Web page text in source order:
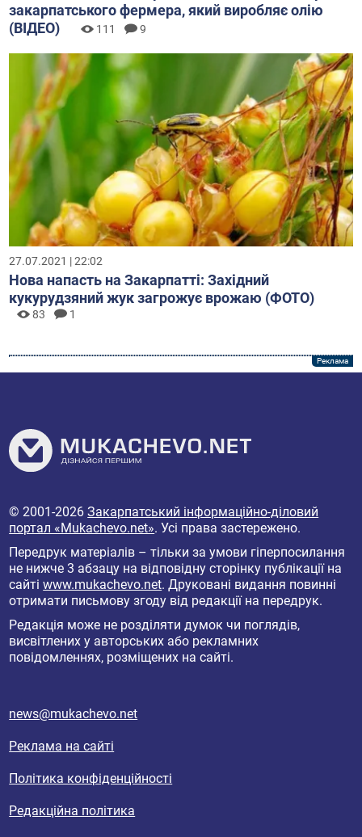
закарпатського фермера, який виробляє олію
(ВІДЕО)
111 9
27.07.2021 | 22:02
Нова напасть на Закарпатті: Західний
кукурудзяний жук загрожує врожаю (ФОТО)
83 1
© 2001-2026Закарпатський інформаційно-діловий
портал «Mukachevo.net». Усі права застережено.
Передрук матеріалів – тільки за умови гіперпосилання
не нижче 3 абзацу на відповідну сторінку публікації на
сайтіwww.mukachevo.net. Друковані видання повинні
отримати письмову згоду від редакції на передрук.
Редакція може не розділяти думок чи поглядів,
висвітлених у авторських або рекламних
повідомленнях, розміщених на сайті.
news@mukachevo.net
Реклама на сайті
Політика конфіденційності
Редакційна політика